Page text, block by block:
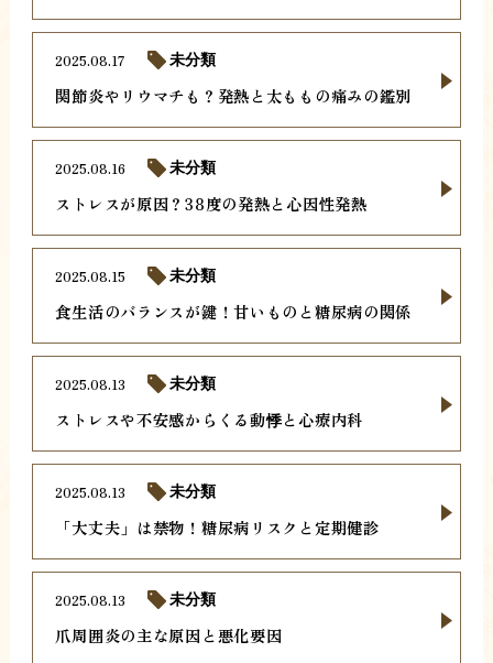
関節炎やリウマチも？発熱と太ももの痛みの鑑別
2025.08.17 未分類
ストレスが原因？38度の発熱と心因性発熱
2025.08.16 未分類
食生活のバランスが鍵！甘いものと糖尿病の関係
2025.08.15 未分類
ストレスや不安感からくる動悸と心療内科
2025.08.13 未分類
「大丈夫」は禁物！糖尿病リスクと定期健診
2025.08.13 未分類
爪周囲炎の主な原因と悪化要因
2025.08.13 未分類